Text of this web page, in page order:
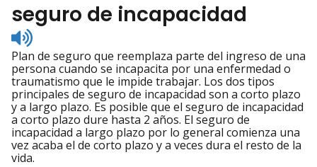
seguro de incapacidad
Listen
to
pronunciation
Plan de seguro que reemplaza parte del ingreso de una
persona cuando se incapacita por una enfermedad o
traumatismo que le impide trabajar. Los dos tipos
principales de seguro de incapacidad son a corto plazo
y a largo plazo. Es posible que el seguro de incapacidad
a corto plazo dure hasta 2 años. El seguro de
incapacidad a largo plazo por lo general comienza una
vez acaba el de corto plazo y a veces dura el resto de la
vida.